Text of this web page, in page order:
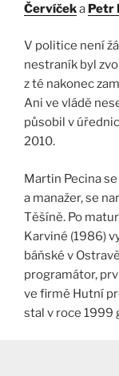
Červíčeka Petr
V politice není
nestraník byl
z té nakonec
Ani ve vládě
působil v
2010.
Martin Pecina
a manažer, se
Těšíně. Po
Karviné (1986)
báňské v
programátor,
ve firmě Hutní
stal v roce 1999